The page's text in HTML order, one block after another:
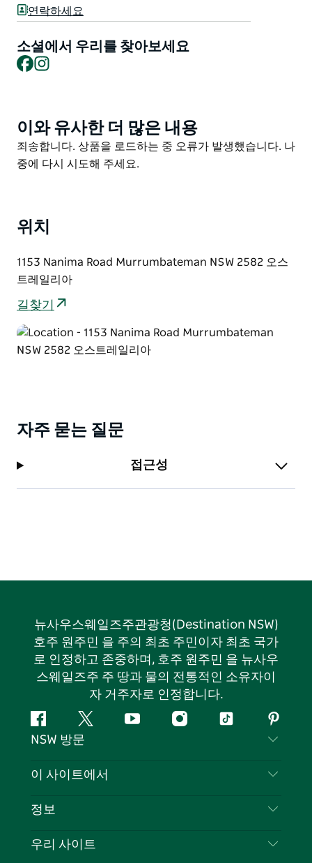
방문객들은 인기 있는 초콜릿 워크숍에 참여하여 직접 초
콜릿 및 선물 매장을 둘러볼 수 있습니다.
연락하세요
소셜에서 우리를 찾아보세요
Facebook
Product
List
이와 유사한 더 많은 내용
Product
List
죄송합니다. 상품을 로드하는 중 오류가 발생했습니다. 나
중에 다시 시도해 주세요.
위치
1153 Nanima Road Murrumbateman NSW 2582 오스
트레일리아
길찾기
자주 묻는 질문
접근성
뉴사우스웨일즈주관광청(Destination NSW)
호주 원주민 을 주의 최초 주민이자 최초 국가
로 인정하고 존중하며, 호주 원주민 을 뉴사우
스웨일즈주 주 땅과 물의 전통적인 소유자이
자 거주자로 인정합니다.
페
이
북
지
다
유
인
틱
핀
터
스
NSW 방문
문의하기
쿠키 고지
이 사이트에서
목적지
정보
여행 정보
우리 사이트